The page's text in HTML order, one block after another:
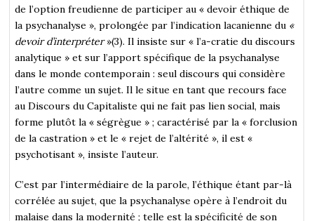
de l’option freudienne de participer au « devoir éthique de
la psychanalyse », prolongée par l’indication lacanienne du «
devoir d’interpréter»(3). Il insiste sur « l’a-cratie du discours
analytique » et sur l’apport spécifique de la psychanalyse
dans le monde contemporain : seul discours qui considère
l’autre comme un sujet. Il le situe en tant que recours face
au Discours du Capitaliste qui ne fait pas lien social, mais
forme plutôt la « ségrègue » ; caractérisé par la « forclusion
de la castration » et le « rejet de l’altérité », il est «
psychotisant », insiste l’auteur.
C’est par l’intermédiaire de la parole, l’éthique étant par-là
corrélée au sujet, que la psychanalyse opère à l’endroit du
malaise dans la modernité ; telle est la spécificité de son